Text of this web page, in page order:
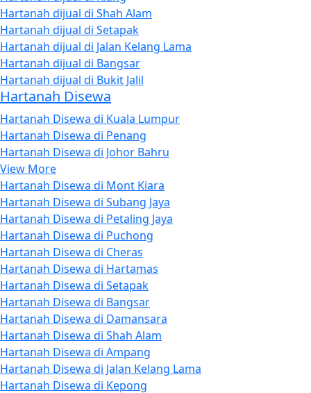
Hartanah dijual di Shah Alam
Hartanah dijual di Setapak
Hartanah dijual di Jalan Kelang Lama
Hartanah dijual di Bangsar
Hartanah dijual di Bukit Jalil
Hartanah Disewa
Hartanah Disewa di Kuala Lumpur
Hartanah Disewa di Penang
Hartanah Disewa di Johor Bahru
View More
Hartanah Disewa di Mont Kiara
Hartanah Disewa di Subang Jaya
Hartanah Disewa di Petaling Jaya
Hartanah Disewa di Puchong
Hartanah Disewa di Cheras
Hartanah Disewa di Hartamas
Hartanah Disewa di Setapak
Hartanah Disewa di Bangsar
Hartanah Disewa di Damansara
Hartanah Disewa di Shah Alam
Hartanah Disewa di Ampang
Hartanah Disewa di Jalan Kelang Lama
Hartanah Disewa di Kepong